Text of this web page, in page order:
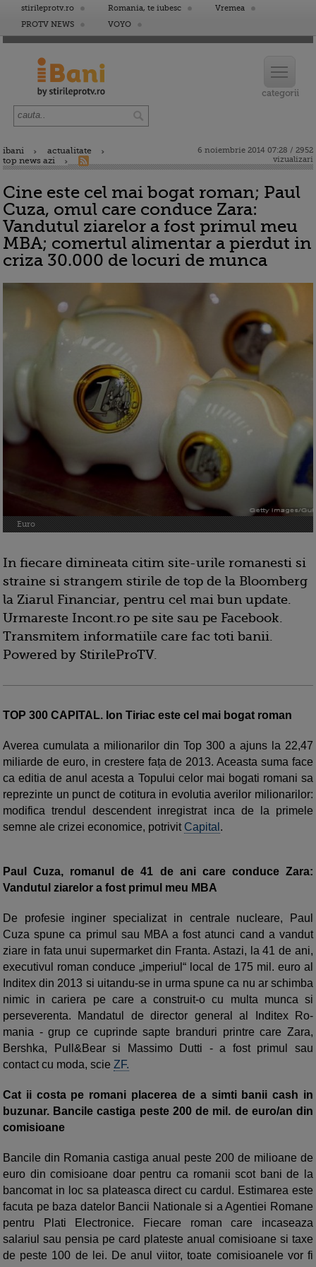
stirileprotv.ro Romania, te iubesc
Vremea
PROTV NEWS
VOYO
ibani
actualitate
top news azi
6 noiembrie 2014 07:28 / 2952
vizualizari
Cine este cel mai bogat roman; Paul
Cuza, omul care conduce Zara:
Vandutul ziarelor a fost primul meu
MBA; comertul alimentar a pierdut in
criza 30.000 de locuri de munca
Euro
In fiecare dimineata citim site-urile romanesti si
straine si strangem stirile de top de la Bloomberg
la Ziarul Financiar, pentru cel mai bun update.
Urmareste Incont.ro pe site sau pe Facebook.
Transmitem informatiile care fac toti banii.
Powered by StirileProTV.
TOP 300 CAPITAL. Ion Tiriac este cel mai bogat roman
Averea cumulata a milionarilor din Top 300 a ajuns la 22,47
miliarde de euro, in crestere fața de 2013. Aceasta suma face
ca editia de anul acesta a Topului celor mai bogati romani sa
reprezinte un punct de cotitura in evolutia averilor milionarilor:
modifica trendul descendent inregistrat inca de la primele
semne ale crizei economice, potrivit Capital .
Paul Cuza, romanul de 41 de ani care conduce Zara:
Vandutul ziarelor a fost primul meu MBA
De profesie inginer specializat in centrale nucleare, Paul
Cuza spune ca primul sau MBA a fost atunci cand a vandut
ziare in fata unui supermarket din Franta. Astazi, la 41 de ani,
executivul roman conduce „imperiul“ local de 175 mil. euro al
Inditex din 2013 si uitandu-se in urma spune ca nu ar schimba
nimic in cariera pe care a construit-o cu multa munca si
perseverenta. Mandatul de director ge­neral al In­ditex Ro­
mania - grup ce cuprinde sapte branduri printre care Zara,
Bershka, Pull&Bear si Massimo Dutti - a fost primul sau
contact cu moda, scie ZF.
Cat ii costa pe romani placerea de a simti banii cash in
buzunar. Bancile castiga peste 200 de mil. de euro/an din
comisioane
Bancile din Romania castiga anual peste 200 de milioane de
euro din comisioane doar pentru ca romanii scot bani de la
bancomat in loc sa plateasca direct cu cardul. Estimarea este
facuta pe baza datelor Bancii Nationale si a Agentiei Romane
pentru Plati Electronice. Fiecare roman care incaseaza
salariul sau pensia pe card plateste anual comisioane si taxe
de peste 100 de lei. De anul viitor, toate comisioanele vor fi